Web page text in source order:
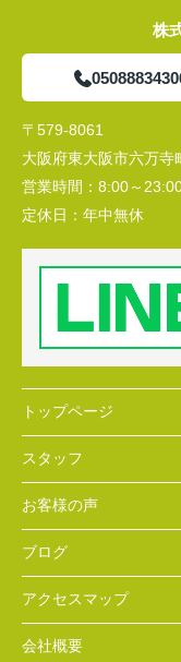
株
〒579-8061
大阪府東大阪市六万寺
営業時間： 8:00～
定休日： 年中無休
トップページ
スタッフ
お客様の声
ブログ
アクセスマップ
会社概要